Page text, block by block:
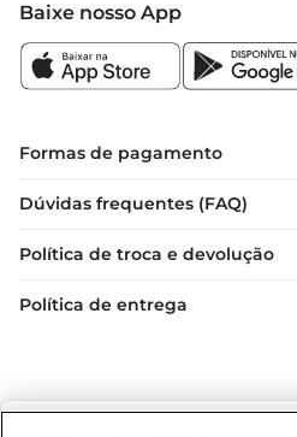
Baixe nosso App
Formas de pagamento
Dúvidas frequentes (FAQ)
Política de troca e devolução
Política de entrega